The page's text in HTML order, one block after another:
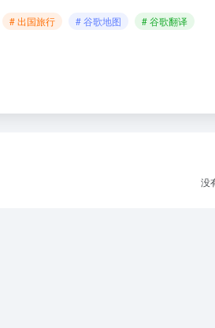
# 出国旅行 # 谷歌地图
# 谷歌翻译
没